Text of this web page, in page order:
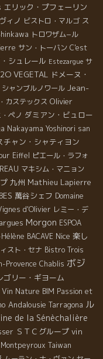
エリック・プフェーリン
ィノ ビストロ・マルゴ ス
トロワザム−ル
サン・トーバン C'est
シュレール Estezargue サ
VEGETAL ドメーヌ・
シャンブルノワール Jean-
カステックス Olivier
ペノ ダミアン・ビュロー
Nakayama Yoshinori san
チャン・シャティヨン
Eiffel ピエール・ラフォ
マキシム・マニョン
九州 Mathieu Lapierre
萬谷シェフ Domaine
d'Olivier レミー・デ
Morgon ESPOA
BACAVE Nice 楽し
スト・セナ Bistro Trois
Provence Chablis ボジ
ゴリー・ギヨーム
Vin Nature BIM Passion et
Andalousie Tarragona ル
de la Sénèchalière
ＳＴＣグループ vin
Taiwan